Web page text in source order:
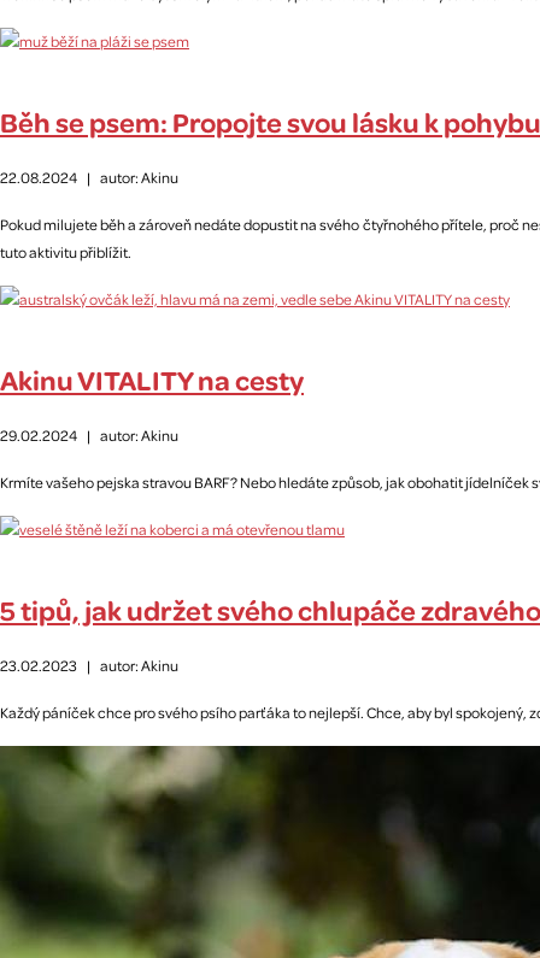
Běh se psem: Propojte svou lásku k
22.08.2024 | autor: Akinu
Pokud milujete běh a zároveň nedáte dopustit na svého čtyřnohého přítele, proč
tuto aktivitu přiblížit.
Akinu VITALITY na cesty
29.02.2024 | autor: Akinu
Krmíte vašeho pejska stravou BARF? Nebo hledáte způsob, jak obohatit
5 tipů, jak udržet svého chlupáče
23.02.2023 | autor: Akinu
Každý páníček chce pro svého psího parťáka to nejlepší. Chce, aby byl